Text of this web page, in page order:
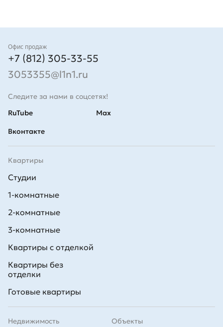
Контакты
Офис продаж
+7 (812) 305-33-55
3053355@l1n1.ru
Следите за нами в соцсетях!
RuTube
Вконтакте
Max
Квартиры
Студии
1-комнатные
2-комнатные
3-комнатные
Квартиры с отделкой
Квартиры без
отделки
Готовые квартиры
Недвижимость Объекты